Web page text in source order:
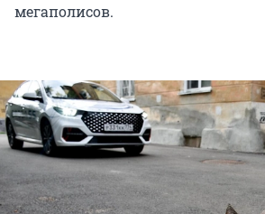
мегаполисов.